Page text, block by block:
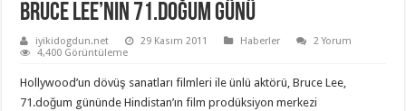
Bruce Lee’nin 71.Doğum Günü
iyikidogdun.net 29 Kasım 2011 Haberler
2 Yorum
4,400 Görüntüleme
Hollywood’un dövüş sanatları filmleri ile ünlü aktörü, Bruce Lee,
71.doğum gününde Hindistan’ın film prodüksiyon merkezi